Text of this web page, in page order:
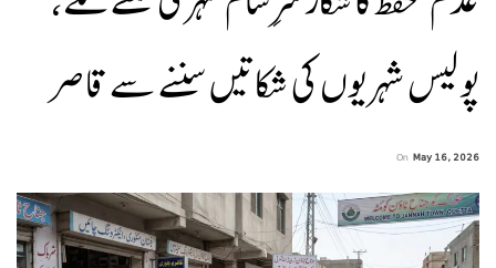
پولیس شہریوں کی شکاتیں سننے سے قاصر
On May 16, 2026